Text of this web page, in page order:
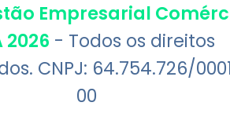
Empresarial
2026 - Todos os direitos
CNPJ: 64.754.726/
00